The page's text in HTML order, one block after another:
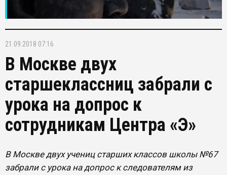
21.09.2018 07:16
В Москве двух
старшеклассниц забрали с
урока на допрос к
сотрудникам Центра «Э»
В Москве двух учениц старших классов школы №67
забрали с урока на допрос к следователям из